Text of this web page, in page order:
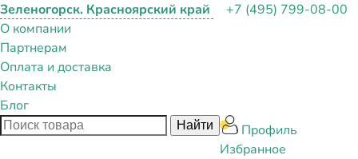
Зеленогорск. Красноярский край
+7 (495) 799-08-00
О компании
Партнерам
Оплата и доставка
Контакты
Блог
Профиль
Избранное